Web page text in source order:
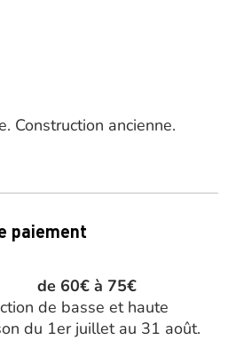
Construction ancienne.
paiement
de 60€ à 75€
de basse et haute
du 1er juillet au 31 août.